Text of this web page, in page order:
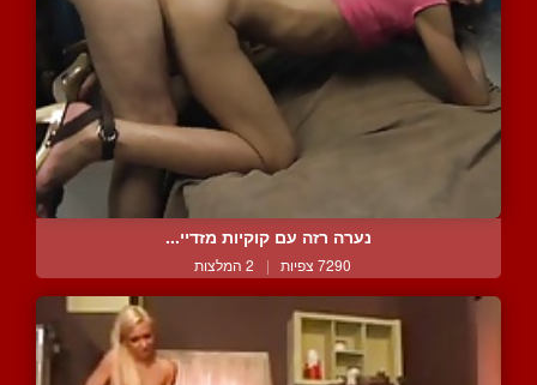
נערה רזה עם קוקיות מזדיי...
7290 צפיות | 2 המלצות